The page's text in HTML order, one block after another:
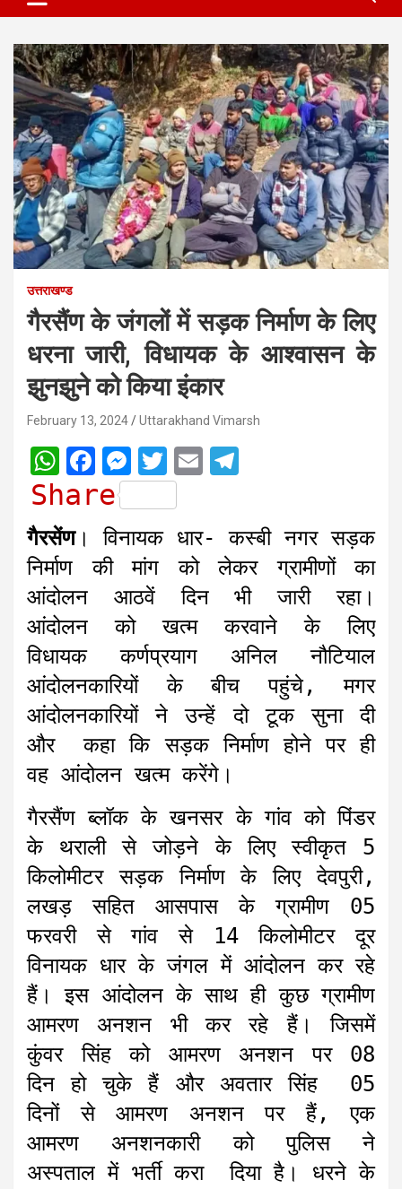
उत्तराखण्ड
गैरसैंण के जंगलों में सड़क निर्माण के लिए
धरना जारी, विधायक के आश्वासन के
झुनझुने को किया इंकार
February 13, 2024 Uttarakhand Vimarsh
W
h
a
t
s
A
p
p
F
a
c
e
b
M
e
s
s
e
n
g
e
r
T
w
i
t
t
e
r
E
i
l
e
g
r
a
m
Share
गैरसेंण। विनायक धार- कस्बी नगर सड़क
निर्माण की मांग को लेकर ग्रामीणों का
आंदोलन आठवें दिन भी जारी रहा।
आंदोलन को खत्म करवाने के लिए
विधायक कर्णप्रयाग अनिल नौटियाल
आंदोलनकारियों के बीच पहुंचे, मगर
आंदोलनकारियों ने उन्हें दो टूक सुना दी
और कहा कि सड़क निर्माण होने पर ही
वह आंदोलन खत्म करेंगे।
गैरसैंण ब्लॉक के खनसर के गांव को पिंडर
के थराली से जोड़ने के लिए स्वीकृत 5
किलोमीटर सड़क निर्माण के लिए देवपुरी,
लखड़ सहित आसपास के ग्रामीण 05
फरवरी से गांव से 14 किलोमीटर दूर
विनायक धार के जंगल में आंदोलन कर रहे
हैं। इस आंदोलन के साथ ही कुछ ग्रामीण
आमरण अनशन भी कर रहे हैं। जिसमें
कुंवर सिंह को आमरण अनशन पर 08
दिन हो चुके हैं और अवतार सिंह 05
दिनों से आमरण अनशन पर हैं, एक
आमरण अनशनकारी को पुलिस ने
अस्पताल में भर्ती करा दिया है। धरने के